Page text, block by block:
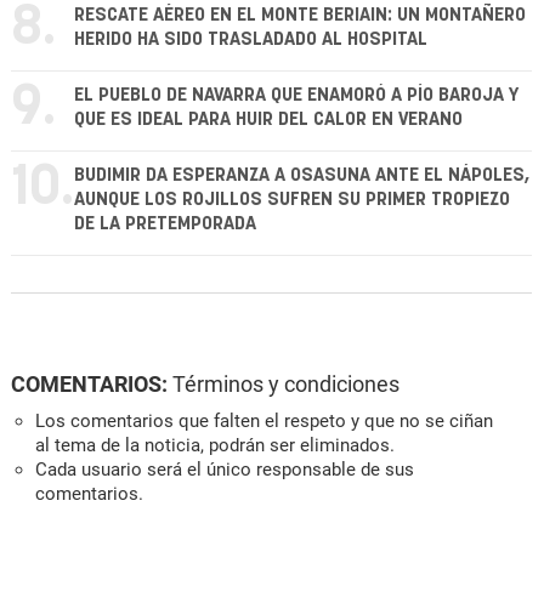
8.
RESCATE AÉREO EN EL MONTE BERIAIN: UN MONTAÑERO
HERIDO HA SIDO TRASLADADO AL HOSPITAL
9.
EL PUEBLO DE NAVARRA QUE ENAMORÓ A PÍO BAROJA Y
QUE ES IDEAL PARA HUIR DEL CALOR EN VERANO
10. BUDIMIR DA ESPERANZA A OSASUNA ANTE EL NÁPOLES,
AUNQUE LOS ROJILLOS SUFREN SU PRIMER TROPIEZO
DE LA PRETEMPORADA
COMENTARIOS: Términos y condiciones
Los comentarios que falten el respeto y que no se ciñan
al tema de la noticia, podrán ser eliminados.
Cada usuario será el único responsable de sus
comentarios.